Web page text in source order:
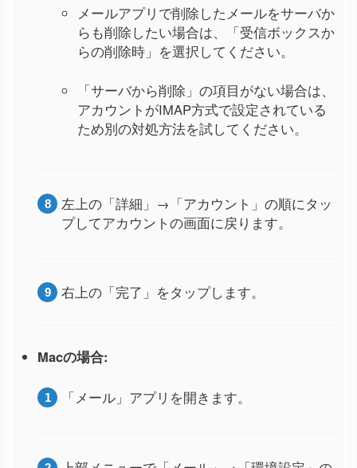
メールアプリで削除したメールをサーバか
らも削除したい場合は、「受信ボックスか
らの削除時」を選択してください。
「サーバから削除」の項目がない場合は、
アカウントがIMAP方式で設定されている
ため別の対処方法を試してください。
左上の「詳細」→「アカウント」の順にタッ
プしてアカウントの画面に戻ります。
右上の「完了」をタップします。
Macの場合:
「メール」アプリを開きます。